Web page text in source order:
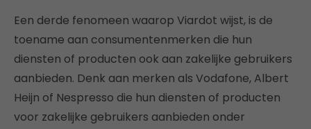
Een derde fenomeen waarop Viardot wijst, is de
toename aan consumentenmerken die hun
diensten of producten ook aan zakelijke gebruikers
aanbieden. Denk aan merken als Vodafone, Albert
Heijn of Nespresso die hun diensten of producten
voor zakelijke gebruikers aanbieden onder